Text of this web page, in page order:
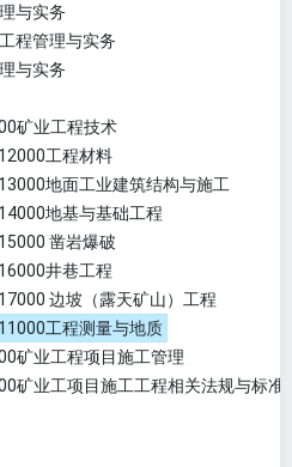
与实务
程管理与实务
与实务
矿业工程技术
工程材料
地面工业建筑结构与施工
地基与基础工程
凿岩爆破
井巷工程
边坡（露天矿山）工程
工程测量与地质
矿业工程项目施工管理
矿业工项目施工工程相关法规与标准